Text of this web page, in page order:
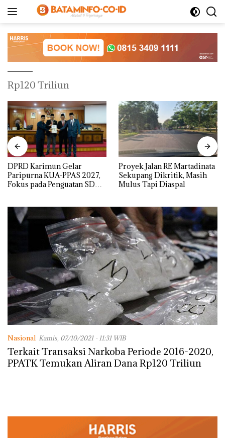
Rp120 Triliun
DPRD Karimun Gelar
Paripurna KUA-PPAS 2027,
Fokus pada Penguatan SDM,
Proyek Jalan RE Martadinata
Sekupang Dikritik, Masih
Mulus Tapi Diaspal
Nasional Kamis, 07/10/2021 - 11:31 WIB
Terkait Transaksi Narkoba Periode 2016-2020,
PPATK Temukan Aliran Dana Rp120 Triliun